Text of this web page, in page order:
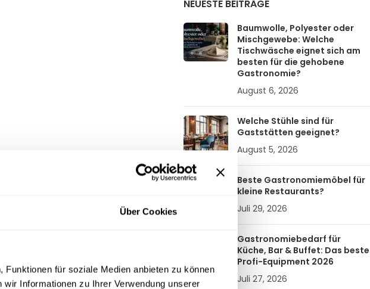
Über Cookies
für soziale Medien anbieten zu können
Informationen zu Ihrer Verwendung unserer
NEUESTE BEITRÄGE
Baumwolle, Polyester oder
Mischgewebe: Welche
Tischwäsche eignet sich am
besten für die gehobene
Gastronomie?
August 6, 2026
Welche Stühle sind für
Gaststätten geeignet?
August 5, 2026
Beste Gastronomiemöbel für
kleine Restaurants?
Juli 29, 2026
Gastronomiebedarf für
Küche, Bar & Buffet: Das beste
Profi-Equipment 2026
Juli 27, 2026